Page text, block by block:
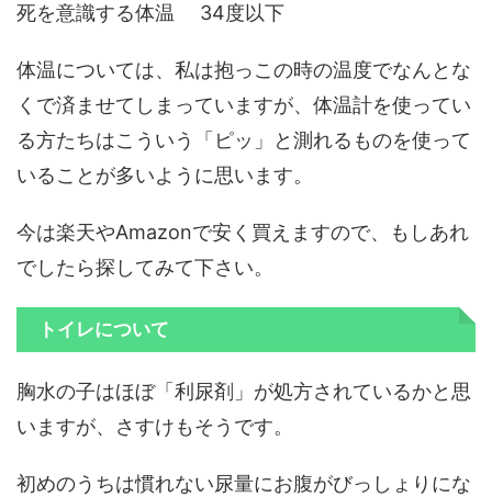
死を意識する体温 34度以下
体温については、私は抱っこの時の温度でなんとな
くで済ませてしまっていますが、体温計を使ってい
る方たちはこういう「ピッ」と測れるものを使って
いることが多いように思います。
今は楽天やAmazonで安く買えますので、もしあれ
でしたら探してみて下さい。
トイレについて
胸水の子はほぼ「利尿剤」が処方されているかと思
いますが、さすけもそうです。
初めのうちは慣れない尿量にお腹がびっしょりにな